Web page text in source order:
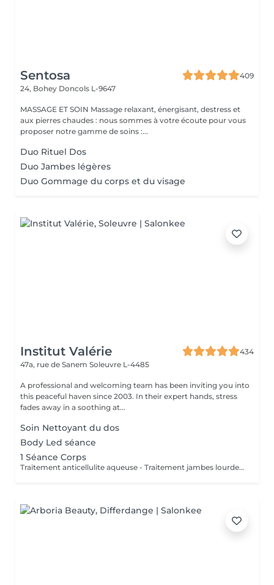
Sentosa
409
24, Bohey Doncols L-9647
MASSAGE ET SOIN Massage relaxant, énergisant, destress et
aux pierres chaudes : nous sommes à votre écoute pour vous
proposer notre gamme de soins :...
Duo Rituel Dos
Duo Jambes légères
Duo Gommage du corps et du visage
Institut Valérie
434
47a, rue de Sanem Soleuvre L-4485
A professional and welcoming team has been inviting you into
this peaceful haven since 2003. In their expert hands, stress
fades away in a soothing at...
Soin Nettoyant du dos
Body Led séance
1 Séance Corps
Traitement anticellulite aqueuse - Traitement jambes lourdes. Combinaison Corps à 28 euros obligatoire.